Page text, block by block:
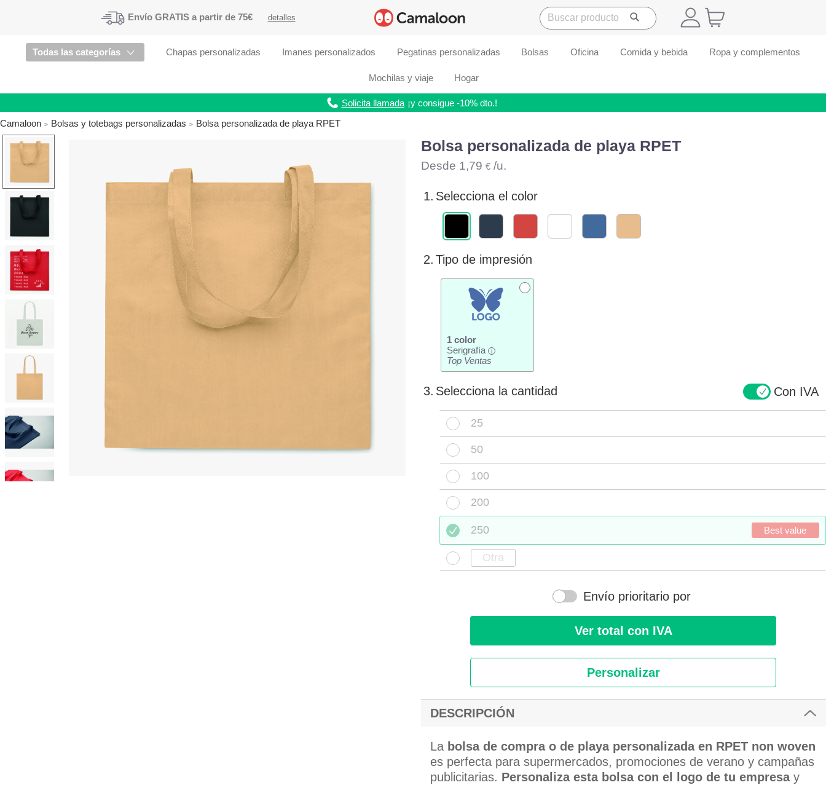
Envío GRATIS a partir de 75€ detalles
Todas las categorías Chapas personalizadas Imanes personalizados Pegatinas personalizadas Bolsas Oficina Comida y bebida Ropa y complementos
Mochilas y viaje Hogar
Solicita llamada ¡y consigue -10% dto.!
Camaloon
Bolsas y totebags personalizadas Bolsa personalizada de playa RPET
Bolsa personalizada de playa RPET
Desde 1,79 €/u.
1. Selecciona el color
2. Tipo de impresión
1 color
Serigrafía
i
Top Ventas
3. Selecciona la cantidad Con IVA
25
50
100
200
250 Best value
Envío prioritario por
Ver total con IVA
Personalizar
DESCRIPCIÓN
La bolsa de compra o de playa personalizada en RPET non woven
es perfecta para supermercados, promociones de verano y campañas
publicitarias. Personaliza esta bolsa con el logo de tu empresay